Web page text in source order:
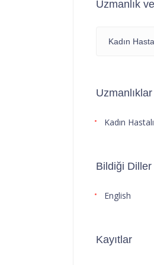
Uzmanlık
Kadın
Uzmanlıklar
Kadın
Bildiği Diller
English
Kayıtlar